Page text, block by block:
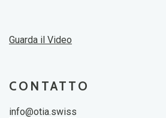
Guarda il Video
CONTATTO
info@otia.swiss